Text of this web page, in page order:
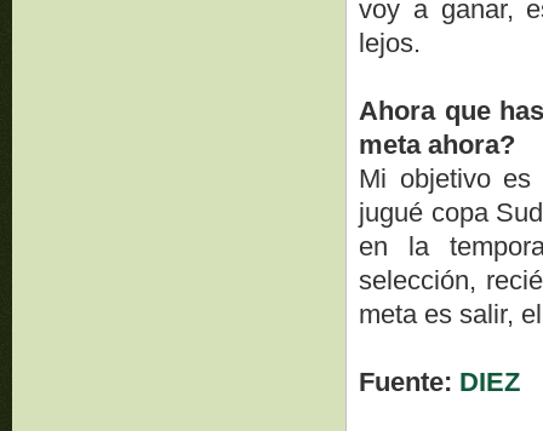
voy a ganar,
lejos.
Ahora que
meta ahora?
Mi objetivo es
jugué copa
en la
selección,
meta es salir,
Fuente: DIEZ